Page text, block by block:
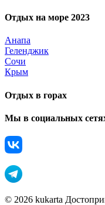
Отдых на море 2023
Анапа
Геленджик
Сочи
Крым
Отдых в горах
Мы в социальных
© 2026 kukarta